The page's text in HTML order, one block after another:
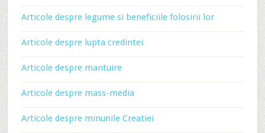
Articole despre legume si beneficiile folosirii lor
Articole despre lupta credintei
Articole despre mantuire
Articole despre mass-media
Articole despre minunile Creatiei